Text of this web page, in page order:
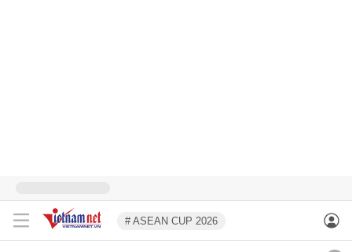
# ASEAN CUP 2026